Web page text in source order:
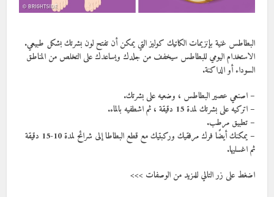
البطاطس غنية بإنزيمات الكاتيك كوليز التي يمكن أن تفتح لون بشرتك بشكل طبيعي.
الاستخدام اليومي للبطاطس سيخفف من جلدك ويساعدك على التخلص من المناطق
السوداء أو الداكنة.
– اصنعي عصير البطاطس ، وضعيه على بشرتك.
– اتركيه على بشرتك لمدة 15 دقيقة ، ثم اشطفيه بالماء.
– تطبيق مرطب.
– يمكنك أيضًا فرك مرفقيك وركبتيك مع قطع البطاطا إلى شرائح لمدة 10-15 دقيقة
ثم اغسليها.
اضغط على زر التالي للمزيد من الوصفات >>>